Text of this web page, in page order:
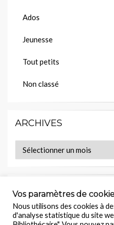
Ados
Jeunesse
Tout petits
Non classé
ARCHIVES
Archives
MES LECTURES EN
Retrouvez
Vos paramètres de
Nous utilisons des cookies à
d'analyse statistique du site